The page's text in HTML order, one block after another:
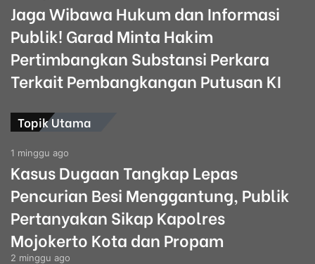
Jaga Wibawa Hukum dan Informasi
Publik! Garad Minta Hakim
Pertimbangkan Substansi Perkara
Terkait Pembangkangan Putusan KI
Topik Utama
1 minggu ago
Kasus Dugaan Tangkap Lepas
Pencurian Besi Menggantung, Publik
Pertanyakan Sikap Kapolres
Mojokerto Kota dan Propam
2 minggu ago